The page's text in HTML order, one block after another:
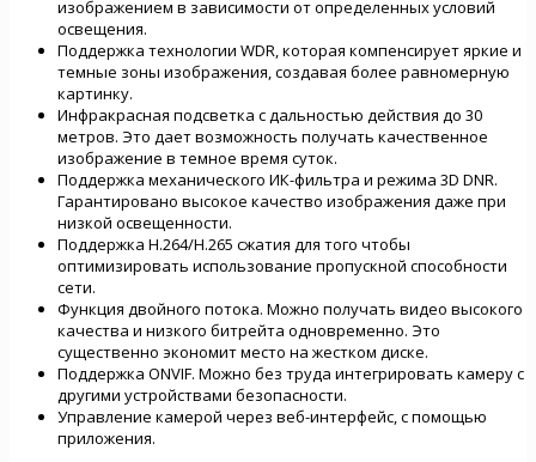
изображением в зависимости от определенных условий
освещения.
Поддержка технологии WDR, которая компенсирует яркие и
темные зоны изображения, создавая более равномерную
картинку.
Инфракрасная подсветка с дальностью действия до 30
метров. Это дает возможность получать качественное
изображение в темное время суток.
Поддержка механического ИК-фильтра и режима 3D DNR.
Гарантировано высокое качество изображения даже при
низкой освещенности.
Поддержка H.264/H.265 сжатия для того чтобы
оптимизировать использование пропускной способности
сети.
Функция двойного потока. Можно получать видео высокого
качества и низкого битрейта одновременно. Это
существенно экономит место на жестком диске.
Поддержка ONVIF. Можно без труда интегрировать камеру с
другими устройствами безопасности.
Управление камерой через веб-интерфейс, с помощью
приложения.